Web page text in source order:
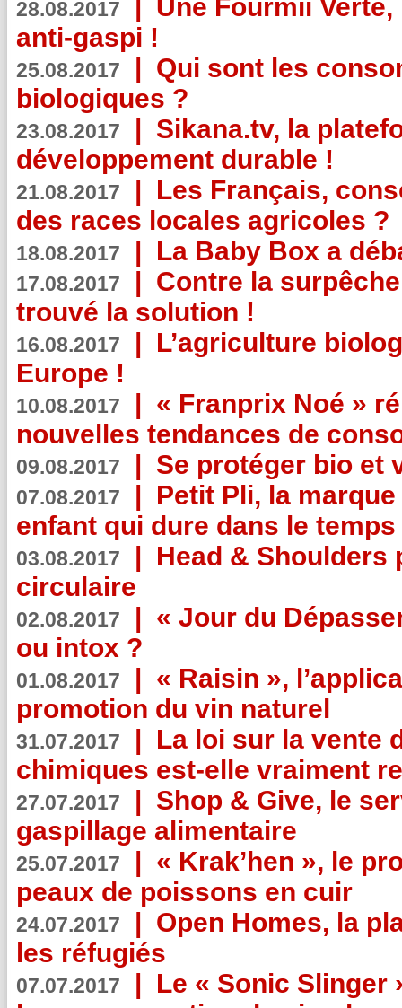
28.08.2017 | Une Fourmii
anti-gaspi !
25.08.2017 | Qui sont les
biologiques ?
23.08.2017 | Sikana.tv, la
développement durable !
21.08.2017 | Les Français,
des races locales agricoles ?
18.08.2017 | La Baby Box a
17.08.2017 | Contre la
trouvé la solution !
16.08.2017 | L’agriculture
Europe !
10.08.2017 | « Franprix Noé »
nouvelles tendances de
09.08.2017 | Se protéger bio et
07.08.2017 | Petit Pli, la
enfant qui dure dans le temps
03.08.2017 | Head & Shoulders
circulaire
02.08.2017 | « Jour du
ou intox ?
01.08.2017 | « Raisin »,
promotion du vin naturel
31.07.2017 | La loi sur la vente
chimiques est-elle vraiment
27.07.2017 | Shop & Give, le
gaspillage alimentaire
25.07.2017 | « Krak’hen », le
peaux de poissons en cuir
24.07.2017 | Open Homes, la
les réfugiés
07.07.2017 | Le « Sonic Slinger